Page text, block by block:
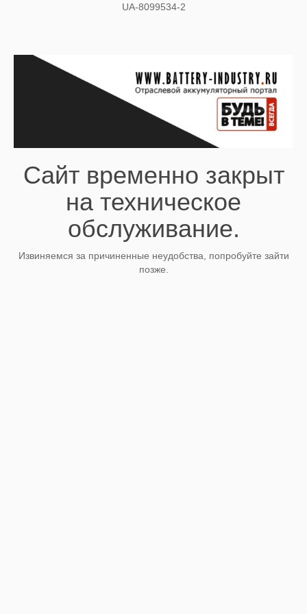
UA-8099534-2
Сайт временно закрыт
на техническое
обслуживание.
Извиняемся за причиненные неудобства, попробуйте зайти
позже.